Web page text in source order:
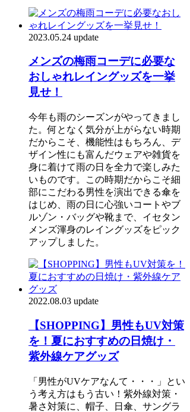
2023.05.24 update
メンズの梅雨コーデに必要な
おしゃれレイングッズを一挙
見せ！
今年も雨のシーズンがやってきまし
た。何となく気分が上がらない時期
だからこそ、機能性はもちろん、デ
ザイン性にも富んだウェアや雑貨を
身に着けて雨の日を全力で楽しみた
いものです。この時期だからこそ細
部にこだわる男性を演出できる傘を
はじめ、雨の日に心強いコートやブ
ルゾン・バッグや靴まで、イセタン
メンズ渾身のレイングッズをピック
アップしました。
2022.08.03 update
【SHOPPING】男性もUV対策
を！夏におすすめの日焼け・
紫外線ケアグッズ
「男性がUVケアなんて・・・」とい
う考え方はもう古い！紫外線対策・
暑さ対策に、帽子、日傘、サングラ